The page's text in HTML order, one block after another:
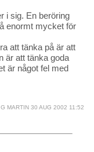
i sig. En beröring
enormt mycket för
att tänka på är att
är att tänka goda
är något fel med
MARTIN 30 AUG 2002 11:52